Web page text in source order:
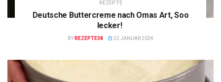
REZEPTE
Deutsche Buttercreme nach Omas Art, Soo
lecker!
BY REZEPTE38 22 JANUAR 2024